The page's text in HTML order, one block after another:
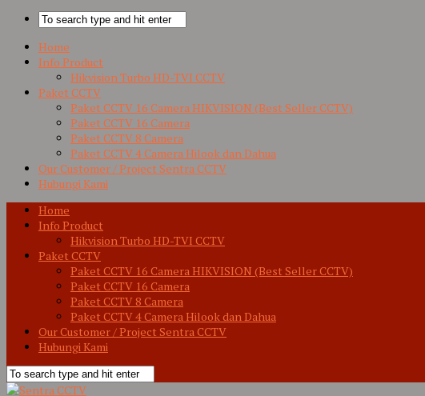
Home
Info Product
Hikvision Turbo HD-TVI CCTV
Paket CCTV
Paket CCTV 16 Camera HIKVISION (Best Seller CCTV)
Paket CCTV 16 Camera
Paket CCTV 8 Camera
Paket CCTV 4 Camera Hilook dan Dahua
Our Customer / Project Sentra CCTV
Hubungi Kami
Home
Info Product
Hikvision Turbo HD-TVI CCTV
Paket CCTV
Paket CCTV 16 Camera HIKVISION (Best Seller CCTV)
Paket CCTV 16 Camera
Paket CCTV 8 Camera
Paket CCTV 4 Camera Hilook dan Dahua
Our Customer / Project Sentra CCTV
Hubungi Kami